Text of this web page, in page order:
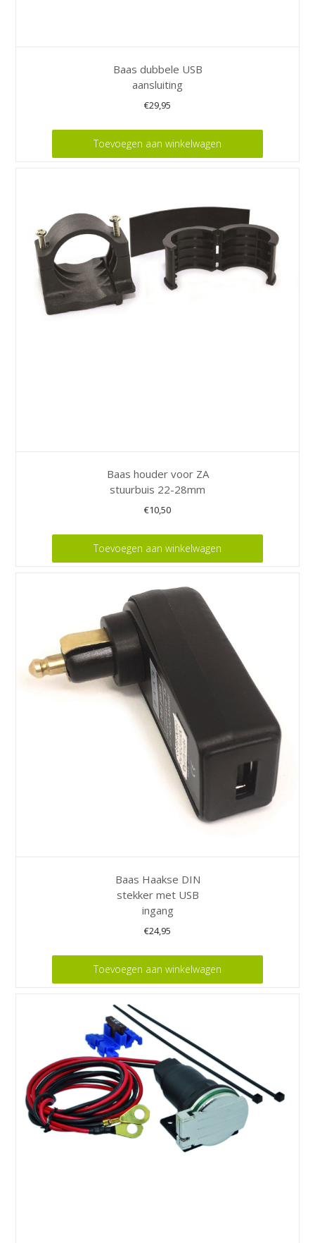
Baas dubbele USB
aansluiting
€29,95
Toevoegen aan winkelwagen
Baas houder voor ZA
stuurbuis 22-28mm
€10,50
Toevoegen aan winkelwagen
Baas Haakse DIN
stekker met USB
ingang
€24,95
Toevoegen aan winkelwagen